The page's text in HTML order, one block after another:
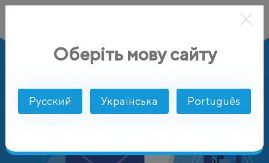
Unitel
Оберіть мову сайту
Русский Українська Português